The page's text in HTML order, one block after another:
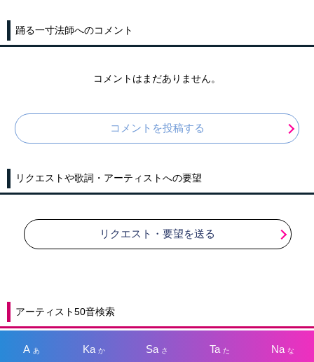
踊る一寸法師へのコメント
コメントはまだありません。
コメントを投稿する
リクエストや歌詞・アーティストへの要望
リクエスト・要望を送る
アーティスト50音検索
A あ Kaか Sa さ Taた Na な